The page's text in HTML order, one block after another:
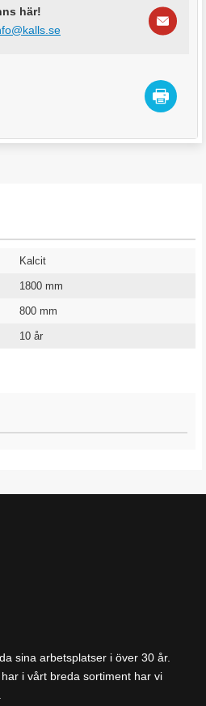
här!
Kalcit
1800 mm
800 mm
10 år
sina arbetsplatser i över 30 år.
i vårt breda sortiment har vi